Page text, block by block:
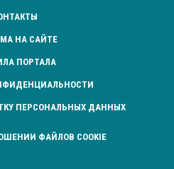
НА САЙТЕ
ПОРТАЛА
ПЕРСОНАЛЬНЫХ ДАННЫХ
ФАЙЛОВ COOKIE